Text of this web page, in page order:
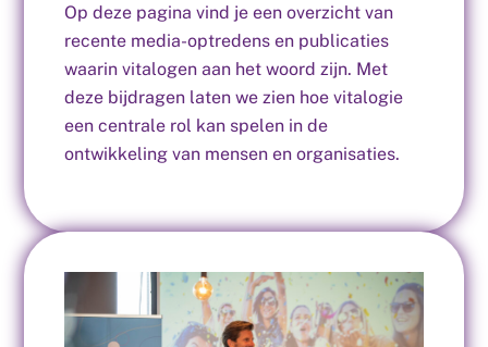
Op deze pagina vind je een overzicht van
recente media-optredens en publicaties
waarin vitalogen aan het woord zijn. Met
deze bijdragen laten we zien hoe vitalogie
een centrale rol kan spelen in de
ontwikkeling van mensen en organisaties.